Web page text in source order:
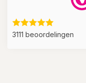
3111 beoordelingen